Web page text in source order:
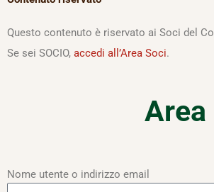
Questo contenuto è riservato ai Soci del
Se sei SOCIO, accedi all’Area Soci.
Area
Nome utente o indirizzo email